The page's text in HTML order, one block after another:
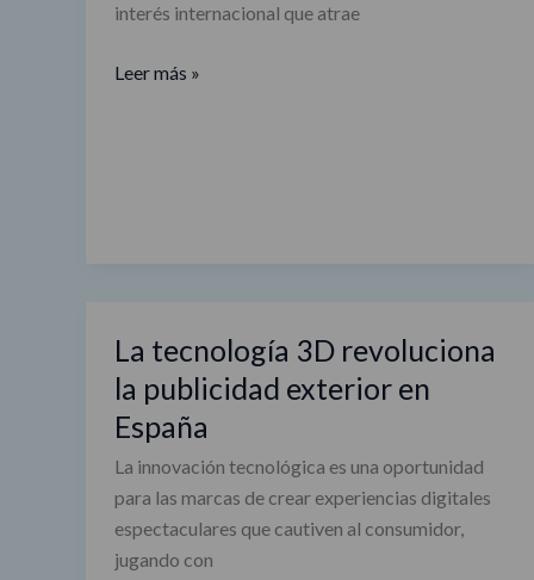
interés internacional que atrae
Leer más »
La tecnología 3D revoluciona
la publicidad exterior en
España
La innovación tecnológica es una oportunidad
para las marcas de crear experiencias digitales
espectaculares que cautiven al consumidor,
jugando con
La
tecnología
3D
revoluciona
la
publicidad
exterior
en